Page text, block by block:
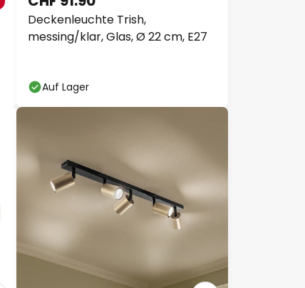
Deckenleuchte Trish,
messing/klar, Glas, Ø 22 cm, E27
Auf Lager